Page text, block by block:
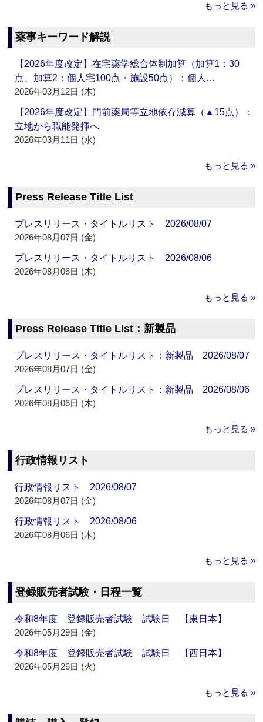
もっと見る »
薬事キーワード解説
【2026年度改定】在宅薬学総合体制加算（加算1：30
点、加算2：個人宅100点・施設50点）：個人…
2026年03月12日 (木)
【2026年度改定】門前薬局等立地依存減算（▲15点）：
立地から職能発揮へ
2026年03月11日 (水)
もっと見る »
Press Release Title List
プレスリリース・タイトルリスト 2026/08/07
2026年08月07日 (金)
プレスリリース・タイトルリスト 2026/08/06
2026年08月06日 (木)
もっと見る »
Press Release Title List：新製品
プレスリリース・タイトルリスト：新製品 2026/08/07
2026年08月07日 (金)
プレスリリース・タイトルリスト：新製品 2026/08/06
2026年08月06日 (木)
もっと見る »
行政情報リスト
行政情報リスト 2026/08/07
2026年08月07日 (金)
行政情報リスト 2026/08/06
2026年08月06日 (木)
もっと見る »
登録販売者試験・日程一覧
令和8年度 登録販売者試験 試験日 【東日本】
2026年05月29日 (金)
令和8年度 登録販売者試験 試験日 【西日本】
2026年05月26日 (火)
もっと見る »